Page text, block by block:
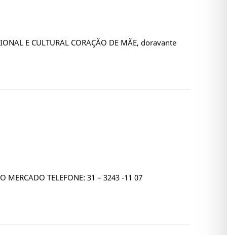
E CULTURAL CORAÇÃO DE MÃE, doravante
MERCADO TELEFONE: 31 – 3243 -11 07